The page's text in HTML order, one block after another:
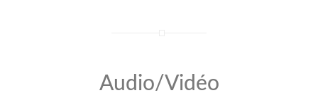
Audio/Vidéo